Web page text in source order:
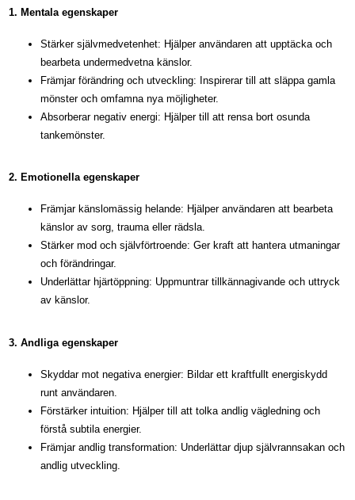
1. Mentala egenskaper
Stärker självmedvetenhet: Hjälper användaren att upptäcka och
bearbeta undermedvetna känslor.
Främjar förändring och utveckling: Inspirerar till att släppa gamla
mönster och omfamna nya möjligheter.
Absorberar negativ energi: Hjälper till att rensa bort osunda
tankemönster.
2. Emotionella egenskaper
Främjar känslomässig helande: Hjälper användaren att bearbeta
känslor av sorg, trauma eller rädsla.
Stärker mod och självförtroende: Ger kraft att hantera utmaningar
och förändringar.
Underlättar hjärtöppning: Uppmuntrar tillkännagivande och uttryck
av känslor.
3. Andliga egenskaper
Skyddar mot negativa energier: Bildar ett kraftfullt energiskydd
runt användaren.
Förstärker intuition: Hjälper till att tolka andlig vägledning och
förstå subtila energier.
Främjar andlig transformation: Underlättar djup självrannsakan och
andlig utveckling.